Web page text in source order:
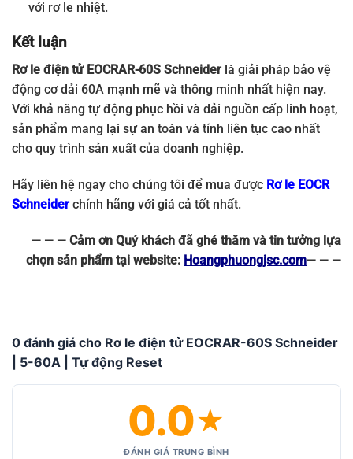
với rơ le nhiệt.
Kết luận
Rơ le điện tử EOCRAR-60S Schneider là giải pháp bảo vệ
động cơ dải 60A mạnh mẽ và thông minh nhất hiện nay.
Với khả năng tự động phục hồi và dải nguồn cấp linh hoạt,
sản phẩm mang lại sự an toàn và tính liên tục cao nhất
cho quy trình sản xuất của doanh nghiệp.
Hãy liên hệ ngay cho chúng tôi để mua được Rơ le EOCR
Schneiderchính hãng với giá cả tốt nhất.
— — — Cảm ơn Quý khách đã ghé thăm và tin tưởng lựa
chọn sản phẩm tại website: Hoangphuongjsc.com— — —
0 đánh giá cho Rơ le điện tử EOCRAR-60S Schneider
| 5-60A | Tự động Reset
0.0★
ĐÁNH GIÁ TRUNG BÌNH